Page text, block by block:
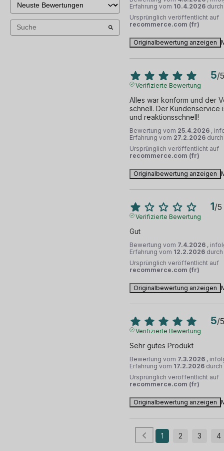
Erfahrung vom 10.4.2026
Ursprünglich veröffentlicht auf
recommerce.com (fr)
Originalbewertung anzeigen
5/5
Verifizierte Bewertung
Alles war konform und der
schnell. Der Kundenservice
und reaktionsschnell!
Bewertung vom 25.4.2026 ,
Erfahrung vom 27.2.2026
Ursprünglich veröffentlicht auf
recommerce.com (fr)
Originalbewertung anzeigen
1/5
Verifizierte Bewertung
Gut
Bewertung vom 7.4.2026 ,
Erfahrung vom 12.2.2026 durch
Ursprünglich veröffentlicht auf
recommerce.com (fr)
Originalbewertung anzeigen
5/5
Verifizierte Bewertung
Sehr gutes Produkt
Bewertung vom 7.3.2026 ,
Erfahrung vom 17.2.2026 durch
Ursprünglich veröffentlicht auf
recommerce.com (fr)
Originalbewertung anzeigen
1 2 3 4